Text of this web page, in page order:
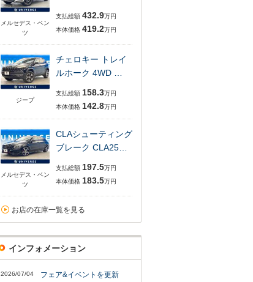
メルセデス・ベン
ツ
支払総額 432.9万円
本体価格 419.2万円
ジープ
チェロキー トレイ
ルホーク 4WD …
支払総額 158.3万円
本体価格 142.8万円
メルセデス・ベン
ツ
CLAシューティング
ブレーク CLA25…
支払総額 197.5万円
本体価格 183.5万円
お店の在庫一覧を見る
インフォメーション
2026/07/04 フェア&イベントを更新